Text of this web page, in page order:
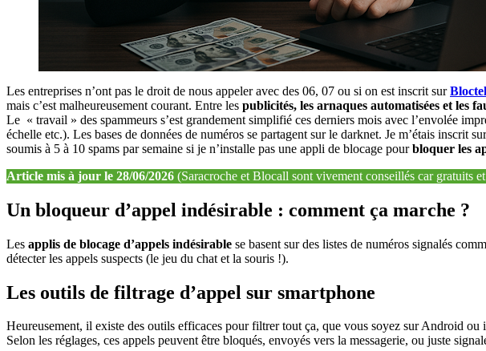
Les entreprises n’ont pas le droit de nous appeler avec des 06, 07 ou si on est inscrit surBloctel
mais c’est malheureusement courant. Entre les publicités, les arnaques automatisées et les
Le « travail » des spammeurs s’est grandement simplifié ces derniers mois avec l’envolée
échelle etc.). Les bases de données de numéros se partagent sur le darknet. Je m’étais
soumis à 5 à 10 spams par semaine si je n’installe pas une appli de blocage pourbloquer les
Article mis à jour le 28/06/2026 (Saracroche et Blocall sont vivement conseillés car gratuits
Un bloqueur d’appel indésirable : comment ça marche ?
Les applis de blocage d’appels indésirable se basent sur des listes de numéros signalés
détecter les appels suspects (le jeu du chat et la souris !).
Les outils de filtrage d’appel sur smartphone
Heureusement, il existe des outils efficaces pour filtrer tout ça, que vous soyez sur Android ou
Selon les réglages, ces appels peuvent être bloqués, envoyés vers la messagerie, ou juste